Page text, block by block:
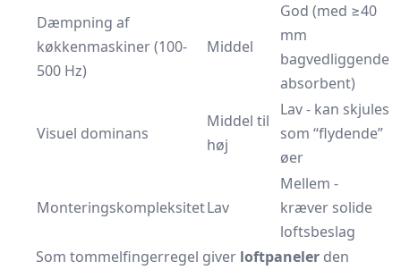
Dæmpning af
køkkenmaskiner (100-
500 Hz)
Middel
God (med ≥40
mm
bagvedliggende
absorbent)
Visuel dominans
Middel til
høj
Lav - kan skjules
som “flydende”
øer
MonteringskompleksitetLav
Mellem -
kræver solide
loftsbeslag
Som tommelfingerregel giver loftpaneler den